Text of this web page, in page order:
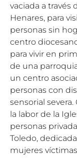
vaciada a través
Henares, para
personas sin
centro
para vivir en
de una
un centro
personas con
sensorial
la labor de la
personas
Toledo,
mujeres